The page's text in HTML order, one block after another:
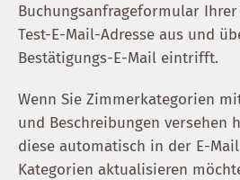
Buchungsanfrageformular
Test-E-Mail-Adresse aus und
Bestätigungs-E-Mail eintrifft.
Wenn Sie Zimmerkategorien
und Beschreibungen versehen
diese automatisch in der E-
Kategorien aktualisieren